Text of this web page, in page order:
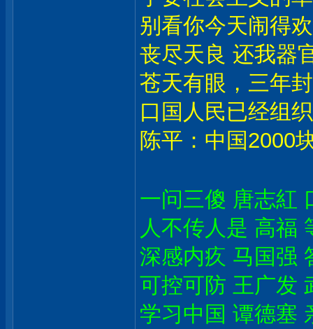
别看你今天闹得
丧尽天良 还我器
苍天有眼，三年
口国人民已经组
陈平：中国2000
一问三傻 唐志紅
人不传人是 高福
深感内疚 马国强
可控可防 王广发
学习中国 谭德塞